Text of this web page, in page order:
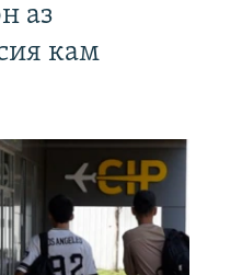
аз
кам